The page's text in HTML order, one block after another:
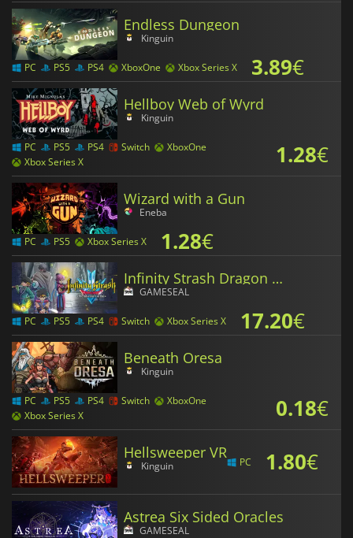
Endless Dungeon
Kinguin
PC PS5 PS4 XboxOne Xbox Series X 3.89€
Hellboy Web of Wyrd
Kinguin
PC PS5 PS4 Switch
XboxOne
Xbox Series X
1.28€
Wizard with a Gun
Eneba
PC PS5 Xbox Series X 1.28€
Infinity Strash Dragon Quest The Adventure of Dai
GAMESEAL
PC PS5 PS4 Switch Xbox Series X 17.20€
Beneath Oresa
Kinguin
PC PS5 PS4 Switch
XboxOne
Xbox Series X
0.18€
Hellsweeper VR
Kinguin PC 1.80€
Astrea Six Sided Oracles
GAMESEAL